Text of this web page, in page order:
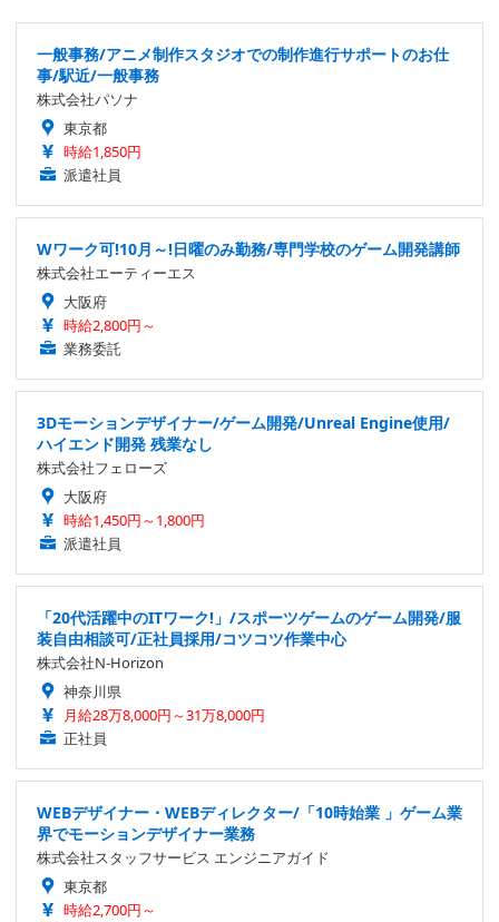
一般事務/アニメ制作スタジオでの制作進行サポートのお仕
事/駅近/一般事務
株式会社パソナ
東京都
時給1,850円
派遣社員
Wワーク可!10月～!日曜のみ勤務/専門学校のゲーム開発講師
株式会社エーティーエス
大阪府
時給2,800円～
業務委託
3Dモーションデザイナー/ゲーム開発/Unreal Engine使用/
ハイエンド開発 残業なし
株式会社フェローズ
大阪府
時給1,450円～1,800円
派遣社員
「20代活躍中のITワーク!」/スポーツゲームのゲーム開発/服
装自由相談可/正社員採用/コツコツ作業中心
株式会社N-Horizon
神奈川県
月給28万8,000円～31万8,000円
正社員
WEBデザイナー・WEBディレクター/「10時始業 」ゲーム業
界でモーションデザイナー業務
株式会社スタッフサービス エンジニアガイド
東京都
時給2,700円～